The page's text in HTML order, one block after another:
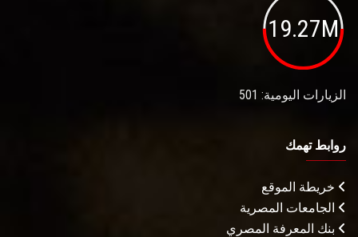
19.27M
الزيارات اليومية: 501
روابط تهمك
خريطة الموقع
الجامعات المصرية
بنك المعرفة المصري